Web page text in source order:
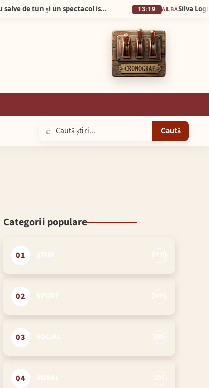
De la 1 Mai: Garda Cetății Alba Carolina revine cu salve de tun și un spectacol istoric de excepție 13:19 ALBA
⌕ Caută
Categorii populare
01
02
03
04